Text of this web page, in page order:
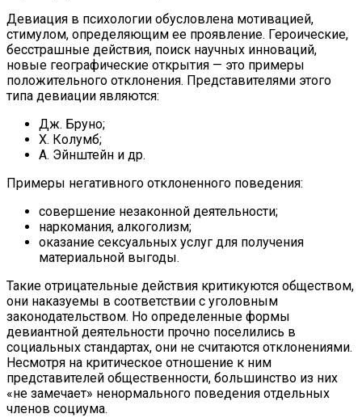
Девиация в психологии обусловлена мотивацией,
стимулом, определяющим ее проявление. Героические,
бесстрашные действия, поиск научных инноваций,
новые географические открытия — это примеры
положительного отклонения. Представителями этого
типа девиации являются:
Дж. Бруно;
Х. Колумб;
А. Эйнштейн и др.
Примеры негативного отклоненного поведения:
совершение незаконной деятельности;
наркомания, алкоголизм;
оказание сексуальных услуг для получения
материальной выгоды.
Такие отрицательные действия критикуются обществом,
они наказуемы в соответствии с уголовным
законодательством. Но определенные формы
девиантной деятельности прочно поселились в
социальных стандартах, они не считаются отклонениями.
Несмотря на критическое отношение к ним
представителей общественности, большинство из них
«не замечает» ненормального поведения отдельных
членов социума.